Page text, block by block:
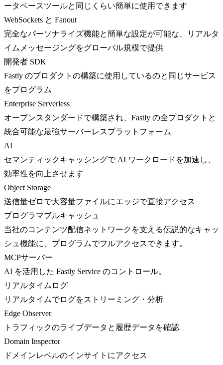
ータベースツールと同じくらい簡単に使用できます
WebSockets と Fanout
完全なパーソナライズ機能と簡単な設定が可能な、リアルタ
イムメッセージングをグローバル規模で提供
開発者 SDK
Fastly のプロダクトの構築に使用しているのと同じサービス
をプログラム
Enterprise Serverless
オープンスタンダードで構築され、Fastly の全プロダクトと
統合可能な最強サーバーレスプラットフォーム
AI
セマンティックキャッシングで AI ワークロードを加速し、
効率性を向上させます
Object Storage
送信量ゼロで大容量ファイルにエッジで直接アクセス
プログラマブルキャッシュ
当社のコンテンツ配信ネットワークを支える伝説的なキャッ
シュ機能に、プログラムでフルアクセスできます。
MCPサーバー
AI を活用した Fastly Service のコントロール。
リアルタイムログ
リアルタイムでログをストリーミング・分析
Edge Observer
トラフィックのライブデータと履歴データを確認
Domain Inspector
ドメインレベルのインサイトにアクセス